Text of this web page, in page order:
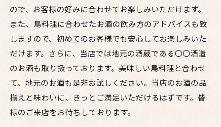
ので、お客様の好みに合わせてお楽しみいただけます。
また、鳥料理に合わせたお酒の飲み方のアドバイスも致
しますので、初めてのお客様でも安心してお楽しみいた
だけます。さらに、当店では地元の酒蔵である〇〇酒造
のお酒も取り扱っております。美味しい鳥料理と合わせ
て、地元のお酒も是非お試しください。当店のお酒の品
揃えと味わいに、きっとご満足いただけるはずです。皆
様のご来店をお待ちしております。